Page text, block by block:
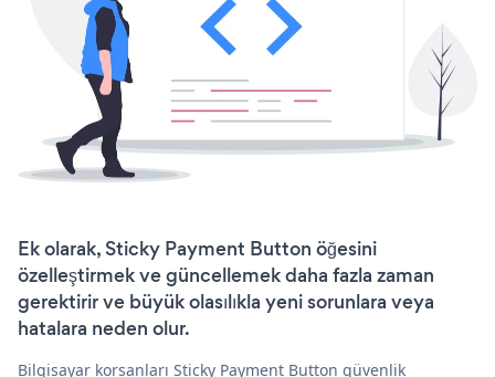
Ek olarak, Sticky Payment Button öğesini
özelleştirmek ve güncellemek daha fazla zaman
gerektirir ve büyük olasılıkla yeni sorunlara veya
hatalara neden olur.
Bilgisayar korsanları Sticky Payment Button güvenlik